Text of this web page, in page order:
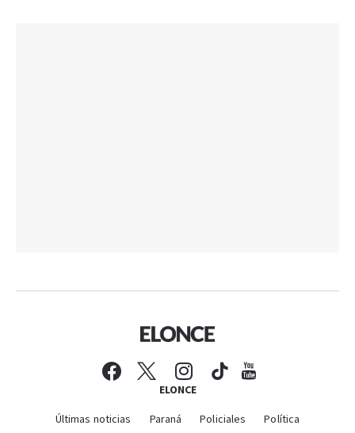
ELONCE
Últimas noticias Paraná Policiales Política